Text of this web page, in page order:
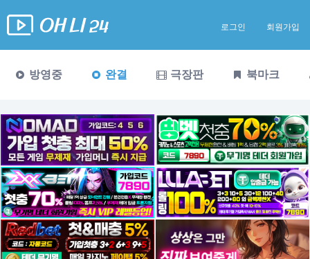
로그인 회원가입
방영중 완결 극장판 북마크